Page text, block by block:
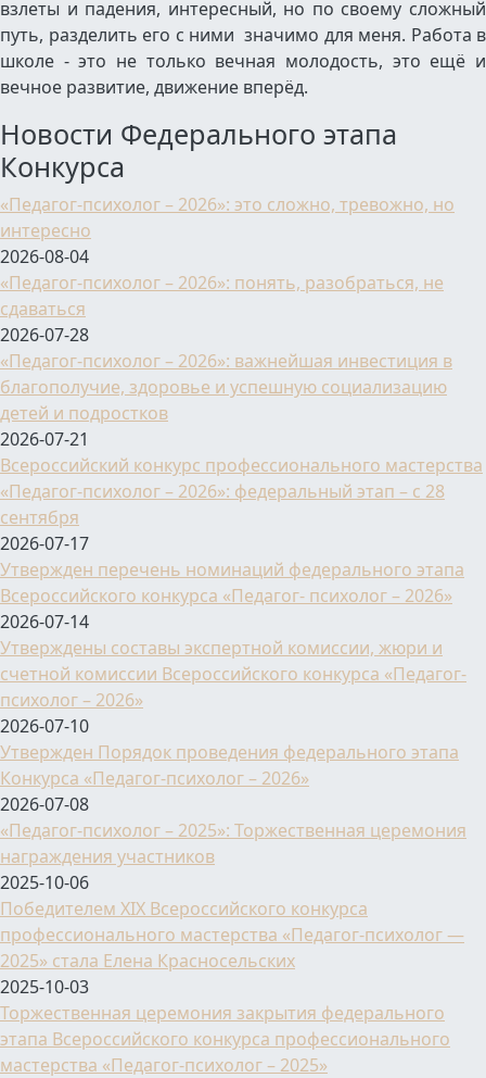
взлеты и падения, интересный, но по своему сложный
путь, разделить его с ними значимо для меня. Работа в
школе - это не только вечная молодость, это ещё и
вечное развитие, движение вперёд.
Новости Федерального этапа
Конкурса
«Педагог-психолог – 2026»: это сложно, тревожно, но
интересно
2026-08-04
«Педагог-психолог – 2026»: понять, разобраться, не
сдаваться
2026-07-28
«Педагог-психолог – 2026»: важнейшая инвестиция в
благополучие, здоровье и успешную социализацию
детей и подростков
2026-07-21
Всероссийский конкурс профессионального мастерства
«Педагог-психолог – 2026»: федеральный этап – с 28
сентября
2026-07-17
Утвержден перечень номинаций федерального этапа
Всероссийского конкурса «Педагог- психолог – 2026»
2026-07-14
Утверждены составы экспертной комиссии, жюри и
счетной комиссии Всероссийского конкурса «Педагог-
психолог – 2026»
2026-07-10
Утвержден Порядок проведения федерального этапа
Конкурса «Педагог-психолог – 2026»
2026-07-08
«Педагог-психолог – 2025»: Торжественная церемония
награждения участников
2025-10-06
Победителем XIX Всероссийского конкурса
профессионального мастерства «Педагог-психолог —
2025» стала Елена Красносельских
2025-10-03
Торжественная церемония закрытия федерального
этапа Всероссийского конкурса профессионального
мастерства «Педагог-психолог – 2025»